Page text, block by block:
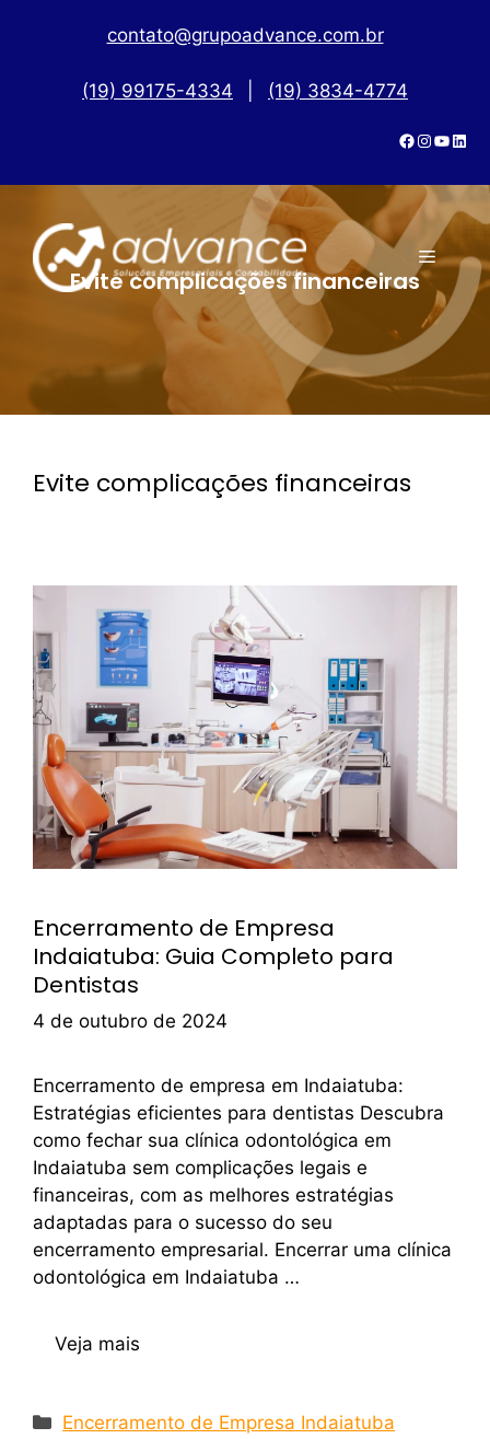
contato@grupoadvance.com.br
(19) 99175-4334 (19) 3834-4774
Evite complicações financeiras
Evite complicações financeiras
Encerramento de Empresa
Indaiatuba: Guia Completo para
Dentistas
4 de outubro de 2024
Encerramento de empresa em Indaiatuba:
Estratégias eficientes para dentistas Descubra
como fechar sua clínica odontológica em
Indaiatuba sem complicações legais e
financeiras, com as melhores estratégias
adaptadas para o sucesso do seu
encerramento empresarial. Encerrar uma clínica
odontológica em Indaiatuba …
Veja mais
Encerramento de Empresa Indaiatuba